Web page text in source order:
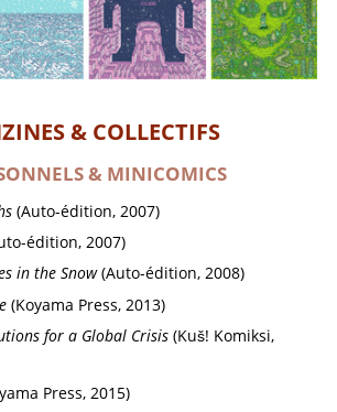
& COLLECTIFS
& MINICOMICS
(Auto-édition, 2007)
édition, 2007)
in the Snow(Auto-édition, 2008)
(Koyama Press, 2013)
for a Global Crisis (Kuš! Komiksi,
Press, 2015)